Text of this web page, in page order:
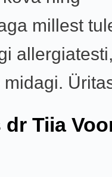
millest
dr Tiia